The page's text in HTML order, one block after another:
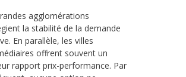
agglomérations
la stabilité de la demande
En parallèle, les villes
offrent souvent un
rapport prix-performance. Par